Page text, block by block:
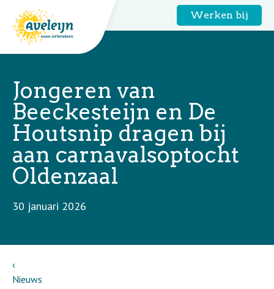
Werken bij
Jongeren van
Beeckesteijn en De
Houtsnip dragen bij
aan carnavalsoptocht
Oldenzaal
30 januari 2026
Nieuws